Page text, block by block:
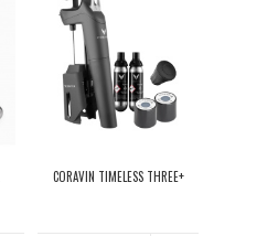
CORAVIN TIMELESS THREE+